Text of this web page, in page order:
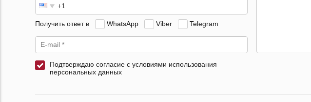
Получить ответ в WhatsApp Viber Telegram
Подтверждаю согласие с условиями использования
персональных данных